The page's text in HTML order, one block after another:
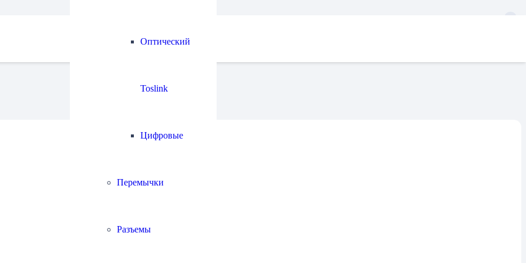
Оптический
Toslink
Цифровые
Перемычки
Разъемы